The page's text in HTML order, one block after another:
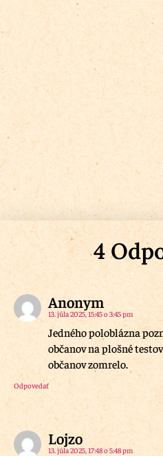
4
Anonym
13. júla 2025, 15:45 o 3:45 pm
Jedného poloblázna
občanov na plošné
občanov zomrelo.
Odpovedať
Lojzo
13. júla 2025, 17:48 o 5:48 pm